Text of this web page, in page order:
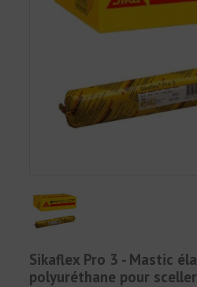
Sikaflex Pro 3 - Mastic
polyuréthane pour